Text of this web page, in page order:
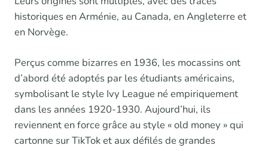
historiques en Arménie, au Canada, en Angleterre et
en Norvège.
Perçus comme bizarres en 1936, les mocassins ont
d’abord été adoptés par les étudiants américains,
symbolisant le style Ivy League né empiriquement
dans les années 1920-1930. Aujourd’hui, ils
reviennent en force grâce au style « old money » qui
cartonne sur TikTok et aux défilés de grandes